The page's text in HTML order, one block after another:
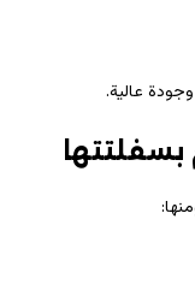
عالية.
بسفلتتها